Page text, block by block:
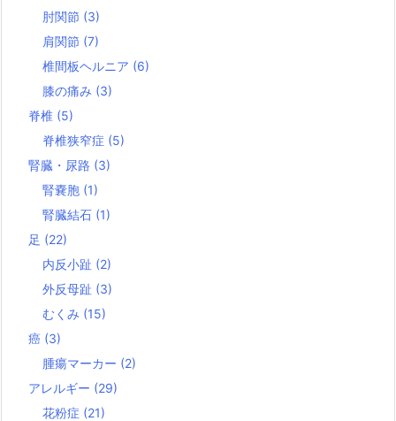
肘関節 (3)
肩関節 (7)
椎間板ヘルニア (6)
膝の痛み (3)
脊椎 (5)
脊椎狭窄症 (5)
腎臓・尿路 (3)
腎嚢胞 (1)
腎臓結石 (1)
足 (22)
内反小趾 (2)
外反母趾 (3)
むくみ (15)
癌 (3)
腫瘍マーカー (2)
アレルギー (29)
花粉症 (21)